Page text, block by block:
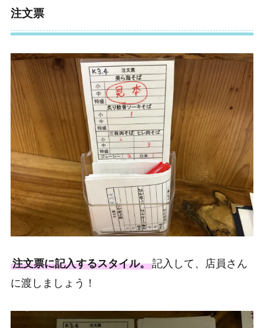
注文票
注文票に記入するスタイル。記入して、店員さん
に渡しましょう！